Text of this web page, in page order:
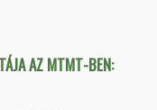
AZ MTMT-BEN: